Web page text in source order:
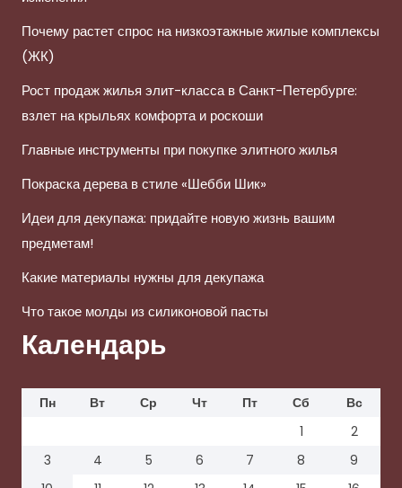
Почему растет спрос на низкоэтажные жилые комплексы
(ЖК)
Рост продаж жилья элит-класса в Санкт-Петербурге:
взлет на крыльях комфорта и роскоши
Главные инструменты при покупке элитного жилья
Покраска дерева в стиле «Шебби Шик»
Идеи для декупажа: придайте новую жизнь вашим
предметам!
Какие материалы нужны для декупажа
Что такое молды из силиконовой пасты
Календарь
Пн Вт Ср Чт Пт Сб
Вс
1
2
3
4 5 6 7 8
9